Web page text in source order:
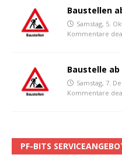
Baustellen
Samstag, 5.
Kommentare
Baustelle ab
Samstag, 7.
Kommentare
PF-BITS